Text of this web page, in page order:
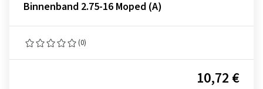
Binnenband 2.75-16 Moped (A)
(0)
10,72 €